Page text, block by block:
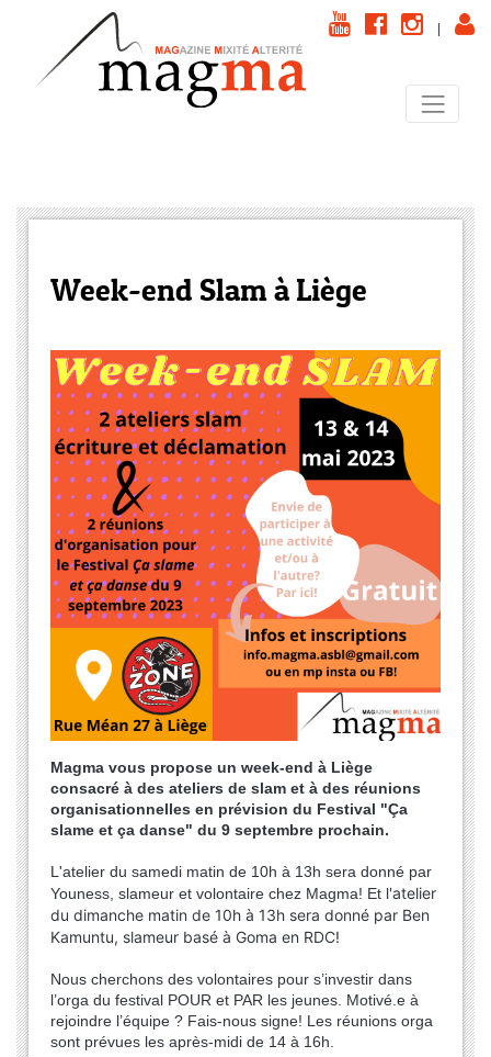
Week-end Slam à Liège
Magma vous propose un week-end à Liège
consacré à des ateliers de slam et à des réunions
organisationnelles en prévision du Festival "Ça
slame et ça danse" du 9 septembre prochain.
L'atelier du samedi matin de 10h à 13h sera donné par
Youness, slameur et volontaire chez Magma! Et l'atelier
du dimanche matin de 10h à 13h sera donné par Ben
Kamuntu, slameur basé à Goma en RDC!
Nous cherchons des volontaires pour s’investir dans
l’orga du festival POUR et PAR les jeunes. Motivé.e à
rejoindre l’équipe ? Fais-nous signe! Les réunions orga
sont prévues les après-midi de 14 à 16h.